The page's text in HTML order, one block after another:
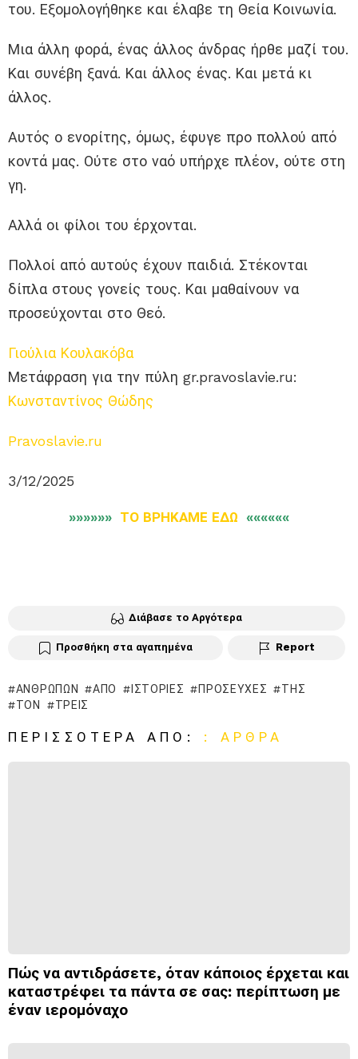
του. Εξομολογήθηκε και έλαβε τη Θεία Κοινωνία.
Μια άλλη φορά, ένας άλλος άνδρας ήρθε μαζί του.
Και συνέβη ξανά. Και άλλος ένας. Και μετά κι
άλλος.
Αυτός ο ενορίτης, όμως, έφυγε προ πολλού από
κοντά μας. Ούτε στο ναό υπήρχε πλέον, ούτε στη
γη.
Αλλά οι φίλοι του έρχονται.
Πολλοί από αυτούς έχουν παιδιά. Στέκονται
δίπλα στους γονείς τους. Και μαθαίνουν να
προσεύχονται στο Θεό.
Γιούλια Κουλακόβα
Μετάφραση για την πύλη gr.pravoslavie.ru:
Κωνσταντίνος Θώδης
Pravoslavie.ru
3/12/2025
»»»»»» ΤΟ ΒΡΗΚΑΜΕ ΕΔΩ ««««««
Διάβασε το Αργότερα
Προσθήκη στα αγαπημένα Report
ΑΝΘΡΏΠΩΝ ΑΠΌ ΙΣΤΟΡΊΕΣ ΠΡΟΣΕΥΧΈΣ
ΤΗΣ
ΤΟΝ
ΤΡΕΙΣ
ΠΕΡΙΣΣΌΤΕΡΑ ΑΠΌ: : ΆΡΘΡΑ
Πώς να αντιδράσετε, όταν κάποιος έρχεται και
καταστρέφει τα πάντα σε σας: περίπτωση με
έναν ιερομόναχο